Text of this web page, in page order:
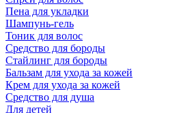
Пена для укладки
Шампунь-гель
Тоник для волос
Средство для бороды
Стайлинг для бороды
Бальзам для ухода за кожей
Крем для ухода за кожей
Средство для душа
Для детей